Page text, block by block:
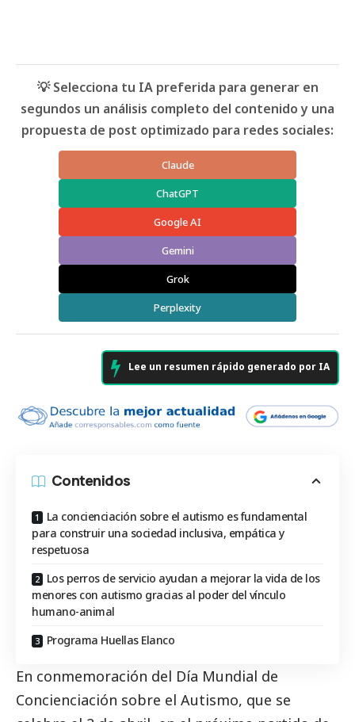
💡 Selecciona tu IA preferida para generar en
segundos un análisis completo del contenido y una
propuesta de post optimizado para redes sociales:
Claude
ChatGPT
Google AI
Gemini
Grok
Perplexity
Lee un resumen rápido generado por IA
Contenidos
La concienciación sobre el autismo es fundamental
para construir una sociedad inclusiva, empática y
respetuosa
Los perros de servicio ayudan a mejorar la vida de los
menores con autismo gracias al poder del vínculo
humano-animal
Programa Huellas Elanco
En conmemoración del Día Mundial de
Concienciación sobre el Autismo, que se